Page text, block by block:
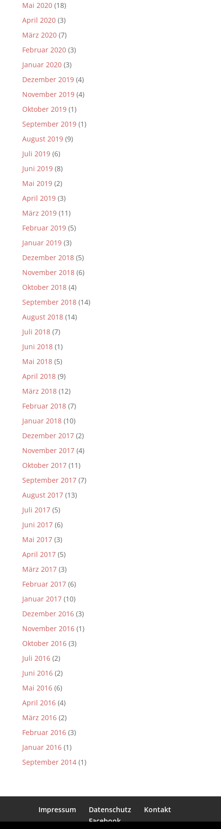
Mai 2020(18)
April 2020(3)
März 2020(7)
Februar 2020(3)
Januar 2020(3)
Dezember 2019(4)
November 2019(4)
Oktober 2019(1)
September 2019(1)
August 2019(9)
Juli 2019(6)
Juni 2019(8)
Mai 2019(2)
April 2019(3)
März 2019(11)
Februar 2019(5)
Januar 2019(3)
Dezember 2018(5)
November 2018(6)
Oktober 2018(4)
September 2018(14)
August 2018(14)
Juli 2018(7)
Juni 2018(1)
Mai 2018(5)
April 2018(9)
März 2018(12)
Februar 2018(7)
Januar 2018(10)
Dezember 2017(2)
November 2017(4)
Oktober 2017(11)
September 2017(7)
August 2017(13)
Juli 2017(5)
Juni 2017(6)
Mai 2017(3)
April 2017(5)
März 2017(3)
Februar 2017(6)
Januar 2017(10)
Dezember 2016(3)
November 2016(1)
Oktober 2016(3)
Juli 2016(2)
Juni 2016(2)
Mai 2016(6)
April 2016(4)
März 2016(2)
Februar 2016(3)
Januar 2016(1)
September 2014(1)
Impressum Datenschutz
Kontakt
Facebook